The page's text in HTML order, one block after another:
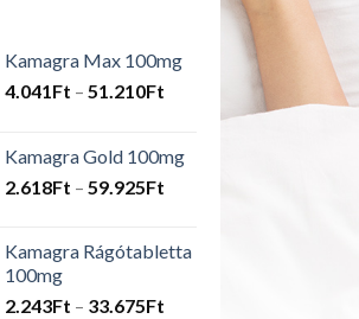
Kamagra Max 100mg
4.041Ft – 51.210FtÁrtartomány:
4.041Ft
51.210Ft
Kamagra Gold 100mg
2.618Ft – 59.925FtÁrtartomány:
59.925Ft
Kamagra Rágótabletta
100mg
2.243Ft – 33.675FtÁrtartomány: